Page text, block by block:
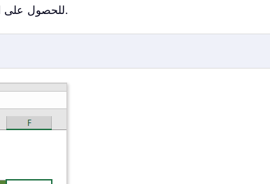
للحصول على النتيجة.